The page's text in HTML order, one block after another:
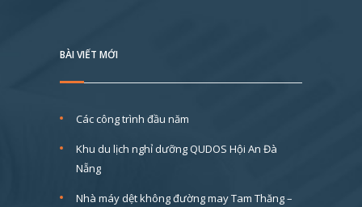
BÀI VIẾT MỚI
Các công trình đầu năm
Khu du lịch nghỉ dưỡng QUDOS Hội An Đà
Nẵng
Nhà máy dệt không đường may Tam Thăng –